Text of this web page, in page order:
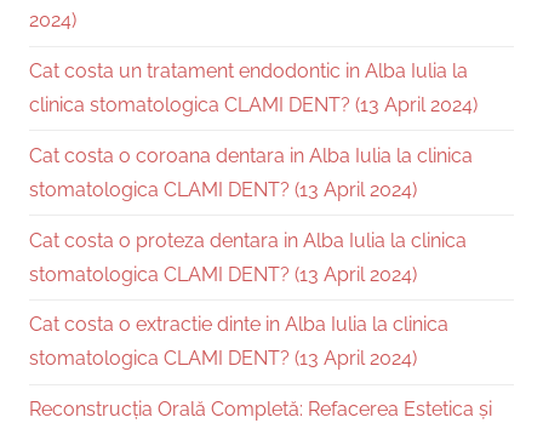
2024)
Cat costa un tratament endodontic in Alba Iulia la
clinica stomatologica CLAMI DENT? (13 April 2024)
Cat costa o coroana dentara in Alba Iulia la clinica
stomatologica CLAMI DENT? (13 April 2024)
Cat costa o proteza dentara in Alba Iulia la clinica
stomatologica CLAMI DENT? (13 April 2024)
Cat costa o extractie dinte in Alba Iulia la clinica
stomatologica CLAMI DENT? (13 April 2024)
Reconstrucția Orală Completă: Refacerea Estetica și